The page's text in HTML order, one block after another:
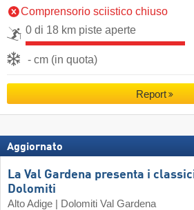
Comprensorio sciistico chiuso
0 di 18 km piste aperte
- cm (in quota)
Report
Aggiornato
La Val Gardena presenta i
Dolomiti
Alto Adige | Dolomiti Val Gardena